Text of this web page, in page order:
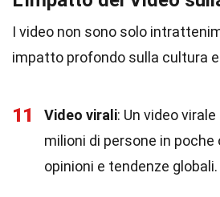
I video non sono solo
impatto profondo sulla cultura
11 Video virali: Un video
milioni di persone in poche
opinioni e tendenze globali.